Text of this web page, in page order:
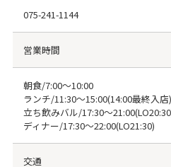
075-241-1144
営業時間
朝食/7:00～10:00
ランチ/11:30～15:00(14:00最終入店)
立ち飲みバル/17:30～
ディナー/17:30～22:00(LO21:30)
交通